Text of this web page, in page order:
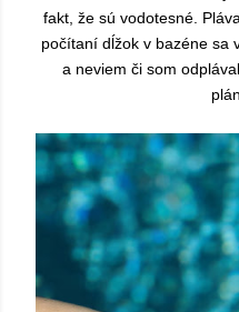
fakt, že sú vodotesné.
počítaní dĺžok v bazéne sa
a neviem či som